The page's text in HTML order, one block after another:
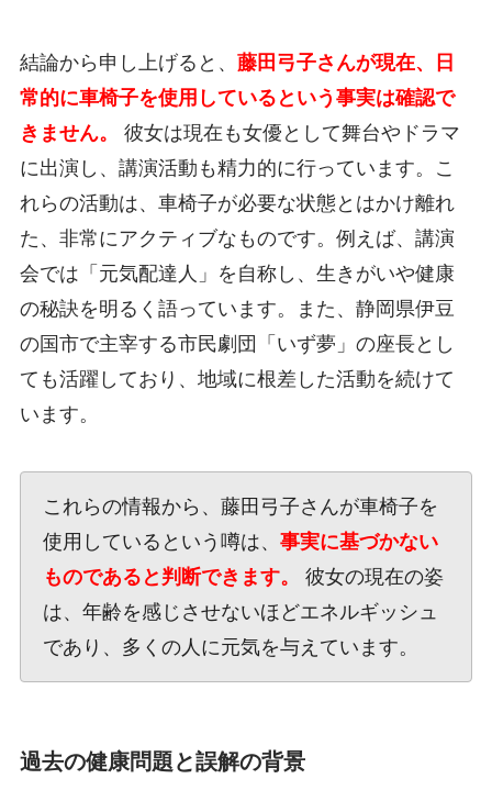
結論から申し上げると、 藤田弓子さんが現在、日
常的に車椅子を使用しているという事実は確認で
きません。
彼女は現在も女優として舞台やドラマ
に出演し、講演活動も精力的に行っています。こ
れらの活動は、車椅子が必要な状態とはかけ離れ
た、非常にアクティブなものです。例えば、講演
会では「元気配達人」を自称し、生きがいや健康
の秘訣を明るく語っています。また、静岡県伊豆
の国市で主宰する市民劇団「いず夢」の座長とし
ても活躍しており、地域に根差した活動を続けて
います。
これらの情報から、藤田弓子さんが車椅子を
使用しているという噂は、 事実に基づかない
ものであると判断できます。
彼女の現在の姿
は、年齢を感じさせないほどエネルギッシュ
であり、多くの人に元気を与えています。
過去の健康問題と誤解の背景